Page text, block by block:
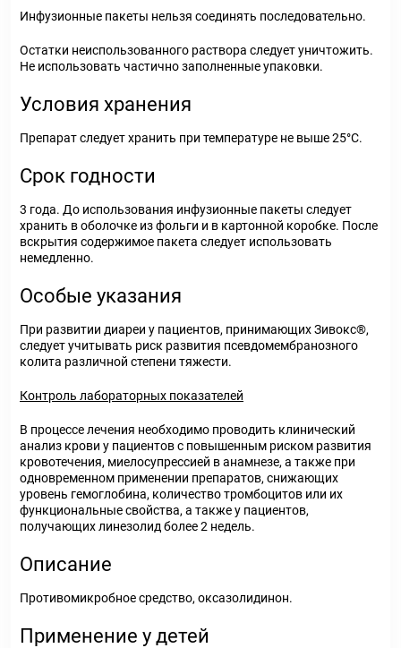
Инфузионные пакеты нельзя соединять последовательно.
Остатки неиспользованного раствора следует уничтожить.
Не использовать частично заполненные упаковки.
Условия хранения
Препарат следует хранить при температуре не выше 25°C.
Срок годности
3 года. До использования инфузионные пакеты следует
хранить в оболочке из фольги и в картонной коробке. После
вскрытия содержимое пакета следует использовать
немедленно.
Особые указания
При развитии диареи у пациентов, принимающих Зивокс®,
следует учитывать риск развития псевдомембранозного
колита различной степени тяжести.
Контроль лабораторных показателей
В процессе лечения необходимо проводить клинический
анализ крови у пациентов с повышенным риском развития
кровотечения, миелосупрессией в анамнезе, а также при
одновременном применении препаратов, снижающих
уровень гемоглобина, количество тромбоцитов или их
функциональные свойства, а также у пациентов,
получающих линезолид более 2 недель.
Описание
Противомикробное средство, оксазолидинон.
Применение у детей